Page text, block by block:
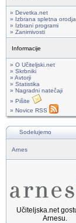
» Devetka.net
» Izbrana spletna orodja
» Izbrani programi
» Zanimivosti
Informacije
» O Učiteljski.net
» Skrbniki
» Avtorji
» Statistika
» Nagradni natečaji
» Pišite
» Novice RSS
Sodelujemo
Arnes
Učiteljska.net
Arnesu.